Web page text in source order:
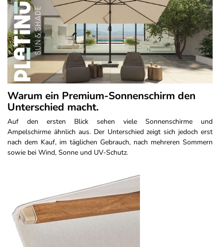
Warum ein Premium-Sonnenschirm den
Unterschied macht.
Auf den ersten Blick sehen viele Sonnenschirme und
Ampelschirme ähnlich aus. Der Unterschied zeigt sich jedoch erst
nach dem Kauf, im täglichen Gebrauch, nach mehreren Sommern
sowie bei Wind, Sonne und UV-Schutz.